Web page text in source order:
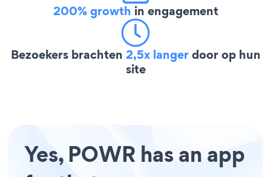
200% growth in engagement
Bezoekers brachten 2,5x langerdoor op hun
site
Yes, POWR has an app